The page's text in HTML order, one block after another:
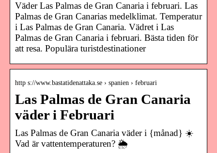
Väder Las Palmas de Gran Canaria i februari. Las
Palmas de Gran Canarias medelklimat. Temperatur
i Las Palmas de Gran Canaria. Vädret i Las
Palmas de Gran Canaria i februari. Bästa tiden för
att resa. Populära turistdestinationer
http s://www.bastatidenattaka.se › spanien › februari
Las Palmas de Gran Canaria
väder i Februari
Las Palmas de Gran Canaria väder i {månad} ☀️
Vad är vattentemperaturen? 🌦️